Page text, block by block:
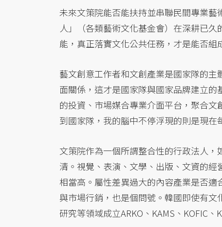
未來文策院能否能扶持並串聯民間專業
人」（各類藝術文化基金會）在深耕已
能，真正落實文化公共任務，才是能否組
藝文創意工作者和文創產業是國家隊的
面關係，這才是國家隊與國家品牌建立
的投資、市場媒合專業介面平台，聚合
到國家隊，我的腦中不停浮現的則是現
文策院作為一個所謂整合性的行政法人
清。視覺、表演、文學、出版、文資的
相當高。屬性差異過大的內容產業是否
與市場行銷，也是個問號。韓國即使有文
研究等領域成立ARKO、KAMS、KOFIC